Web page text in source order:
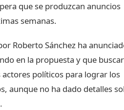
que se produzcan anuncios
semanas.
Roberto Sánchez ha
en la propuesta y que
políticos para lograr los
aunque no ha dado detalles